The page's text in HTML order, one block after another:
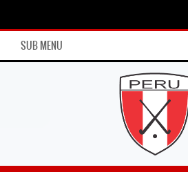
SUB MENU